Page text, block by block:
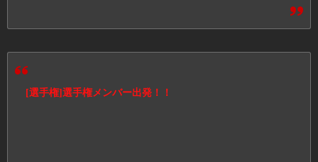
[選手権]選手権メンバー出発！！